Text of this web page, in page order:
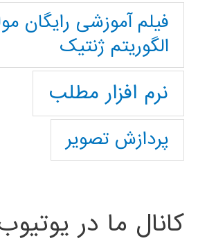
فیلم آموزشی رایگان
الگوریتم ژنتیک
نرم افزار مطلب
پردازش تصویر
کانال ما در